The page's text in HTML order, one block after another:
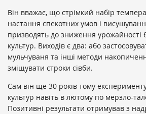
Він вважає, що стрімкий набір
настання спекотних умов і
призводять до зниження урожайності
культур. Виходів є два: або
мульчуваня та інші методи
зміщувати строки сівби.
Сам він ще 30 років тому
культур навіть в лютому по мерзло-
Позитивні результати отримував з